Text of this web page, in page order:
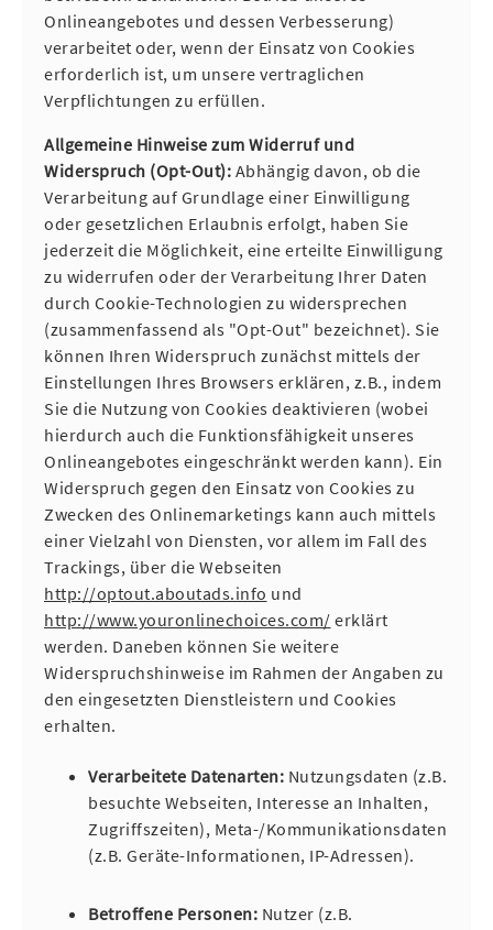
Onlineangebotes und dessen Verbesserung)
verarbeitet oder, wenn der Einsatz von Cookies
erforderlich ist, um unsere vertraglichen
Verpflichtungen zu erfüllen.
Allgemeine Hinweise zum Widerruf und
Widerspruch (Opt-Out): Abhängig davon, ob die
Verarbeitung auf Grundlage einer Einwilligung
oder gesetzlichen Erlaubnis erfolgt, haben Sie
jederzeit die Möglichkeit, eine erteilte Einwilligung
zu widerrufen oder der Verarbeitung Ihrer Daten
durch Cookie-Technologien zu widersprechen
(zusammenfassend als "Opt-Out" bezeichnet). Sie
können Ihren Widerspruch zunächst mittels der
Einstellungen Ihres Browsers erklären, z.B., indem
Sie die Nutzung von Cookies deaktivieren (wobei
hierdurch auch die Funktionsfähigkeit unseres
Onlineangebotes eingeschränkt werden kann). Ein
Widerspruch gegen den Einsatz von Cookies zu
Zwecken des Onlinemarketings kann auch mittels
einer Vielzahl von Diensten, vor allem im Fall des
Trackings, über die Webseiten
http://optout.aboutads.info und
http://www.youronlinechoices.com/ erklärt
werden. Daneben können Sie weitere
Widerspruchshinweise im Rahmen der Angaben zu
den eingesetzten Dienstleistern und Cookies
erhalten.
Verarbeitete Datenarten: Nutzungsdaten (z.B.
besuchte Webseiten, Interesse an Inhalten,
Zugriffszeiten), Meta-/Kommunikationsdaten
(z.B. Geräte-Informationen, IP-Adressen).
Betroffene Personen: Nutzer (z.B.